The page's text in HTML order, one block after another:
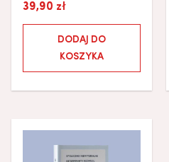
39,90 zł
DODAJ DO
KOSZYKA